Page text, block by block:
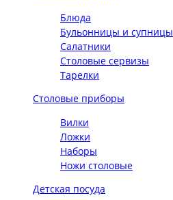
Блюда
Бульонницы и супницы
Салатники
Столовые сервизы
Тарелки
Столовые приборы
Вилки
Ложки
Наборы
Ножи столовые
Детская посуда